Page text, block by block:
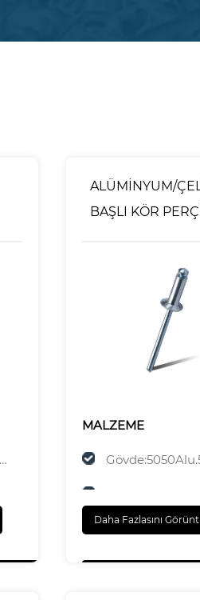
ALÜMİNYUM/
BAŞLI KÖR
MALZEME
SONA ERMEK
Gövde:Cilalı
Daha Fazlasını